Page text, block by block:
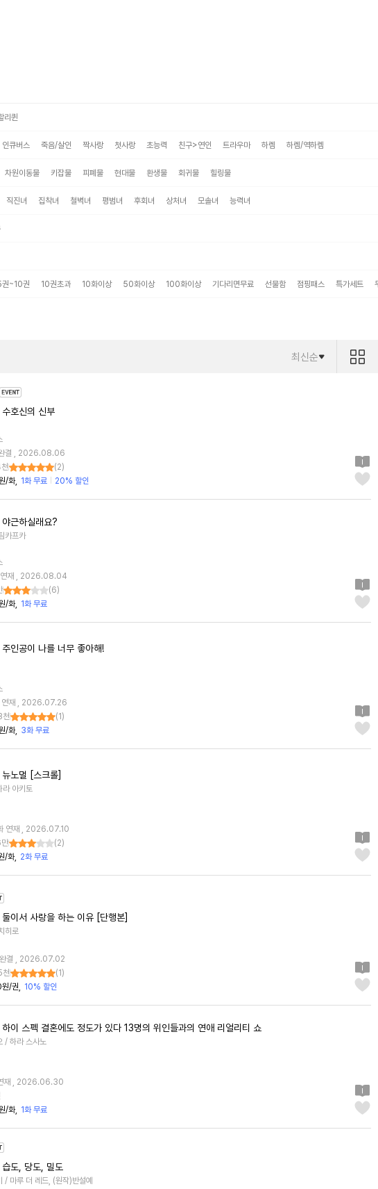
리퀸
인큐버스 죽음/살인 짝사랑 첫사랑 초능력 친구>연인 트라우마 하렘 하렘/역하렘
차원이동물 키잡물 피폐물 현대물 환생물 회귀물 힐링물
직진녀 집착녀 철벽녀 평범녀 후회녀 상처녀 모솔녀 능력녀
권~10권 10권초과 10화이상 50화이상 100화이상 기다리면무료 선물함 점핑패스 특가세트
최신순
수호신의 신부
결 , 2026.08.06
(2)
/화
1화 무료 20% 할인
야근하실래요?
카프카
연재 , 2026.08.04
(6)
/화
1화 무료
주인공이 나를 너무 좋아해!
연재 , 2026.07.26
천
(1 )
/화
3화 무료
뉴노멀 [스크롤]
라 아키토
연재 , 2026.07.10
(2)
/화
2화 무료
둘이서 사랑을 하는 이유 [단행본]
히로
완결 , 2026.07.02
천
(1 )
/권
10% 할인
하이 스펙 결혼에도 정도가 있다 13명의 위인들과의 연애 리얼리티 쇼
/ 하라 스사노
재 , 2026.06.30
/화
1화 무료
습도, 당도, 밀도
/ 마루 더 레드, (원작)반설예